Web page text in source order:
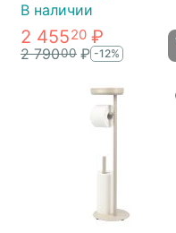
В наличии
2 45520 ₽
2 79000 ₽ -12%